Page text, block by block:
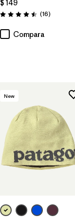
$ 149
Valoración: 4.5 / 5
(16)
Compara
Agregar a la
New